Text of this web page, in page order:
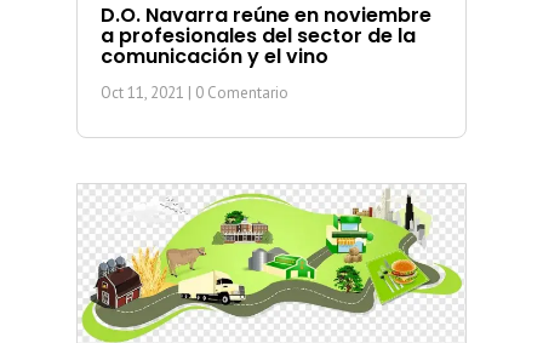
D.O. Navarra reúne en noviembre
a profesionales del sector de la
comunicación y el vino
Oct 11, 2021 | 0 Comentario